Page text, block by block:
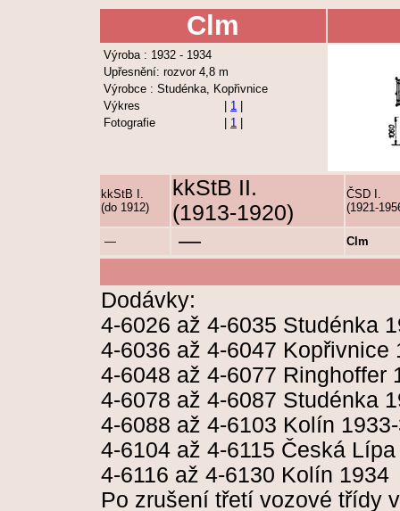
Clm
Výroba : 1932 - 1934
Upřesnění: rozvor 4,8 m
Výrobce : Studénka, Kopřivnice
Výkres
1
Fotografie
1
kkStB I.
(do 1912)
kkStB II.
(1913-1920)
ČSD I.
(1921-
— — Clm
Dodávky:
4-6026 až 4-6035 Studénka
4-6036 až 4-6047 Kopřivnice
4-6048 až 4-6077 Ringhoffer
4-6078 až 4-6087 Studénka
4-6088 až 4-6103 Kolín
4-6104 až 4-6115 Česká
4-6116 až 4-6130 Kolín 1934
Po zrušení třetí vozové třídy